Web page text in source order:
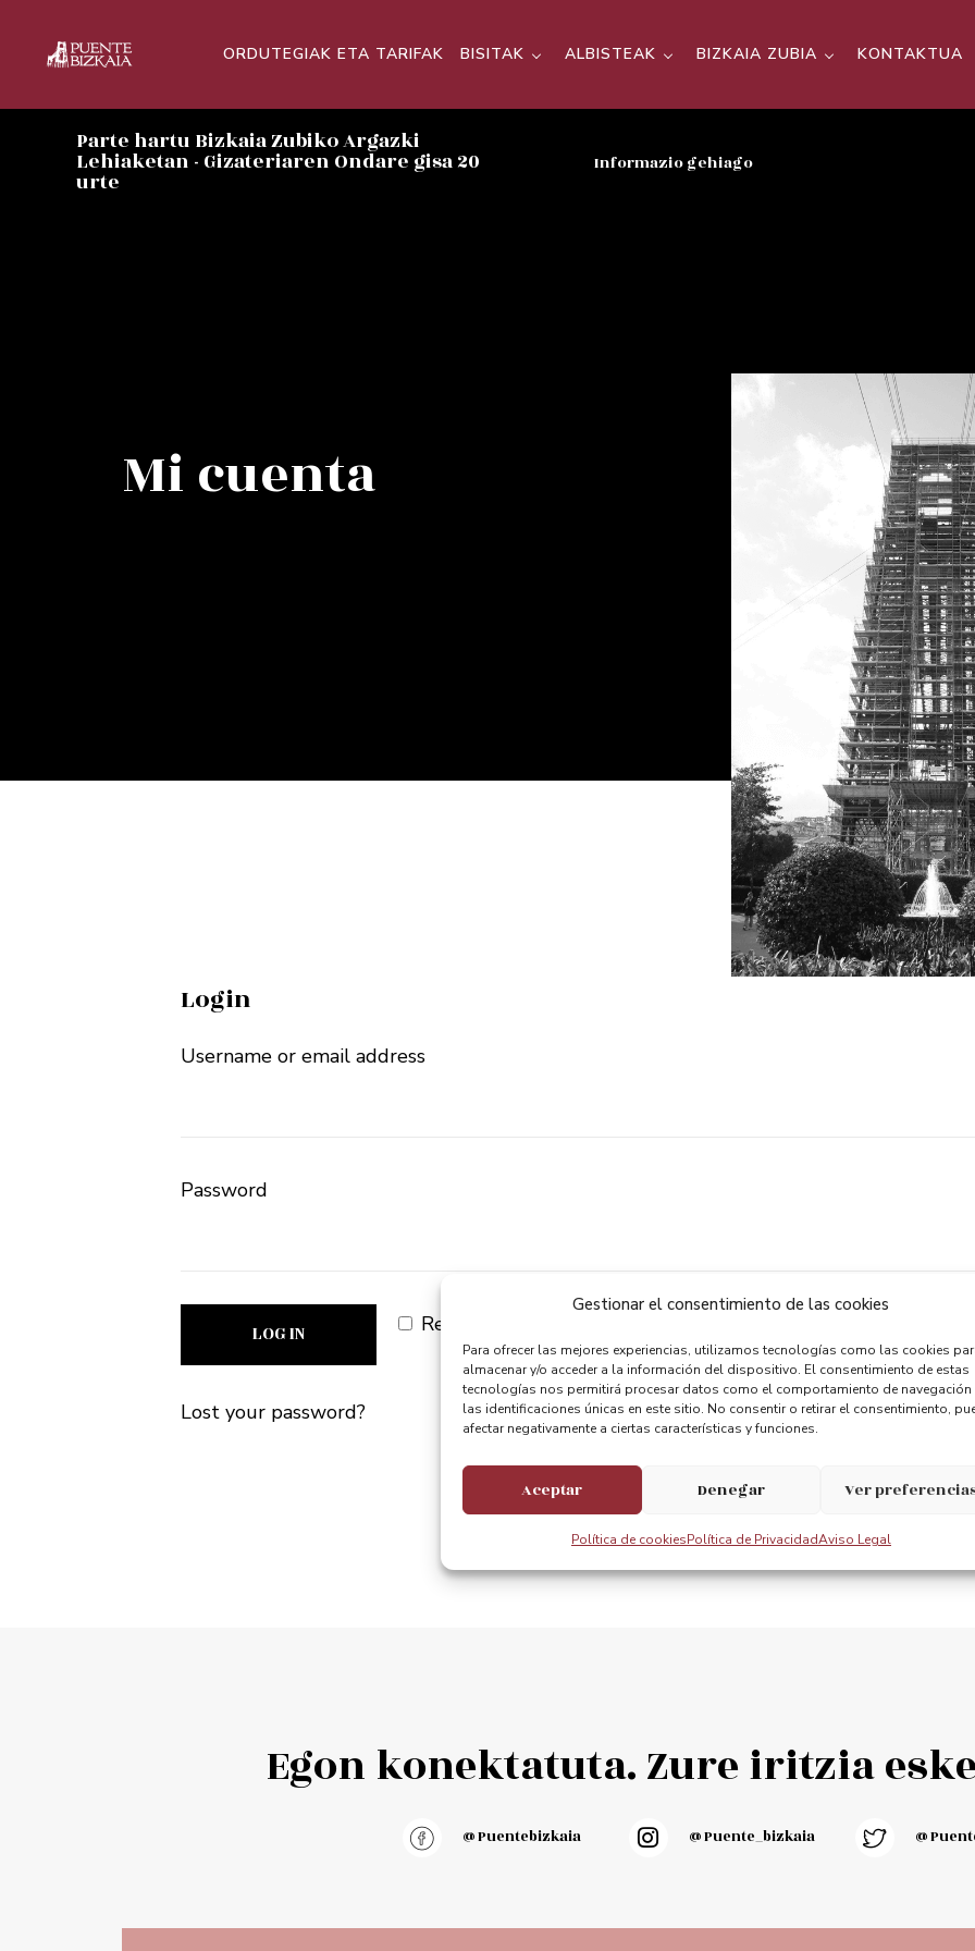
Gestionar el consentimiento de las cookies
Para ofrecer las mejores experiencias, utilizamos tecnologías como las cookies
almacenar y/o acceder a la información del dispositivo. El consentimiento de estas
tecnologías nos permitirá procesar datos como el comportamiento de navegación
las identificaciones únicas en este sitio. No consentir o retirar el consentimiento,
afectar negativamente a ciertas características y funciones.
Aceptar Denegar Ver
Política de cookiesPolítica de PrivacidadAviso Legal
ORDUTEGIAK ETA TARIFAK BISITAK ALBISTEAK BIZKAIA ZUBIA KONTAKTUA
Parte hartu Bizkaia Zubiko Argazki
Lehiaketan - Gizateriaren Ondare gisa 20
urte
Informazio gehiago
Mi cuenta
Login
Username or email address
Password
Remember me
LOG IN
Lost your password?
Egon konektatuta. Zure iritzia
@puentebizkaia @puente_bizkaia